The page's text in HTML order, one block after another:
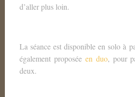
d’aller plus loin.
La séance est disponible en solo à
également proposée en duo, pour
deux.